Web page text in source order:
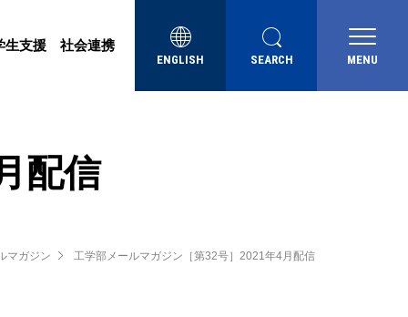
生支援 社会連携
ENGLISH SEARCH MENU
配信
マガジン 工学部メールマガジン［第32号］2021年4月配信